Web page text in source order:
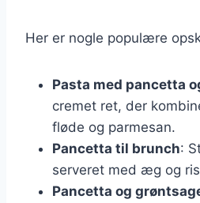
Her er nogle populære
Pasta med pancetta
cremet ret, der
fløde og parmesan.
Pancetta til brunch:
serveret med æg og
Pancetta og